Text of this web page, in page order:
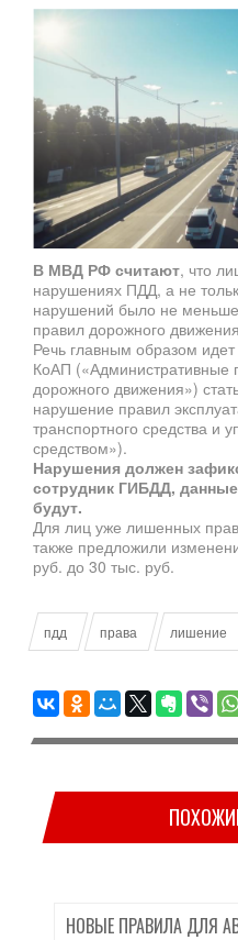
В МВД РФ считают, что
нарушениях ПДД, а не
нарушений было не меньше
правил дорожного
Речь главным образом
КоАП («Административные
дорожного движения»)
нарушение правил
транспортного средства и
средством»).
Нарушения должен
сотрудник ГИБДД,
будут.
Для лиц уже лишенных
также предложили
руб. до 30 тыс. руб.
пдд права лишение
НОВЫЕ ПРАВИЛА ДЛЯ